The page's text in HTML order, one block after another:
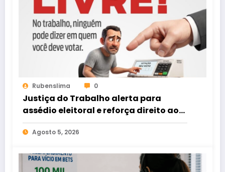
Rubenslima 0
Justiça do Trabalho alerta para
assédio eleitoral e reforça direito ao
voto livre nas relações de trabalho
Agosto 5, 2026